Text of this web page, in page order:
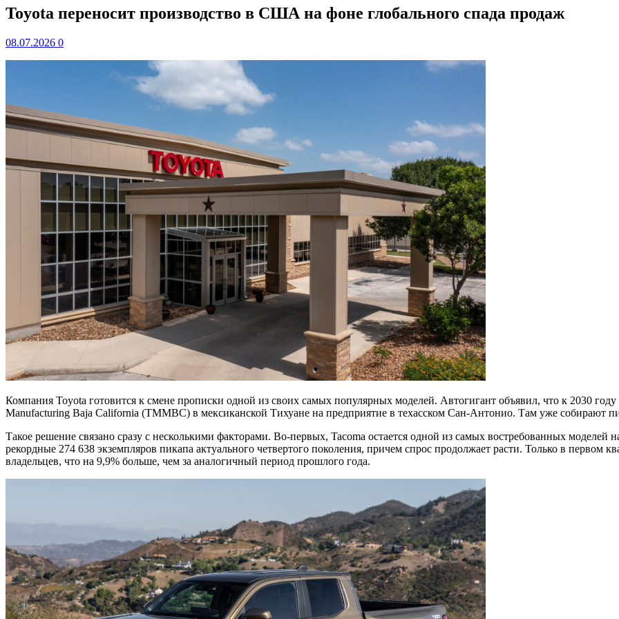
Toyota переносит производство в США на фоне глобального спада продаж
08.07.2026 0
Компания Toyota готовится к смене прописки одной из своих самых популярных моделей. Автогигант объявил, что к 2030
Manufacturing Baja California (TMMBC) в мексиканской Тихуане на предприятие в техасском Сан-Антонио. Там уже собирают
Такое решение связано сразу с несколькими факторами. Во-первых, Tacoma остается одной из самых востребованных
рекордные 274 638 экземпляров пикапа актуального четвертого поколения, причем спрос продолжает расти. Только в первом
владельцев, что на 9,9% больше, чем за аналогичный период прошлого года.